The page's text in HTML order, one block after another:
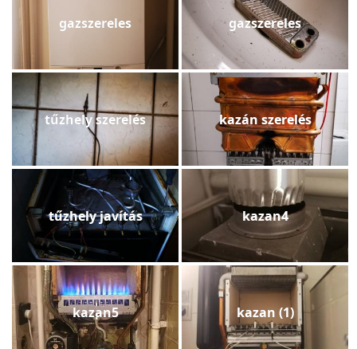
gazszereles gazszereles
tűzhely szerelés kazán szerelés
tűzhely javítás kazan4
kazan5 kazan (1)